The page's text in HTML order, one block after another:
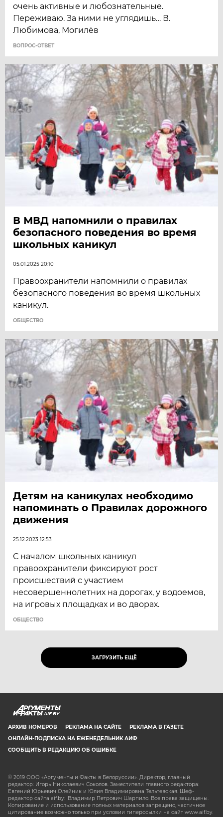
очень активные и любознательные.
Переживаю. За ними не углядишь… В.
Любимова, Могилёв
ВОПРОС-ОТВЕТ
В МВД напомнили о правилах
безопасного поведения во время
школьных каникул
05.01.2025 20:10
Правоохранители напомнили о правилах
безопасного поведения во время школьных
каникул.
ОБЩЕСТВО
Детям на каникулах необходимо
напоминать о Правилах дорожного
движения
25.12.2023 12:53
С началом школьных каникул
правоохранители фиксируют рост
происшествий с участием
несовершеннолетних на дорогах, у водоемов,
на игровых площадках и во дворах.
ОБЩЕСТВО
ЗАГРУЗИТЬ ЕЩЁ
AIF.BY
АРХИВ НОМЕРОВ РЕКЛАМА НА САЙТЕ
РЕКЛАМА В ГАЗЕТЕ
ОНЛАЙН-ПОДПИСКА НА ЕЖЕНЕДЕЛЬНИК АИФ
СООБЩИТЬ В РЕДАКЦИЮ ОБ ОШИБКЕ
© 2019 ООО «Аргументы и Факты в Белоруссии». Директор, главный
редактор: Игорь Николаевич Соколов. Заместители главного редактора:
Евгений Юрьевич Олейник и Юлия Владимировна Тельтевская. Шеф-
редактор сайта aif.by: Владимир Петрович Шарпило. Все права защищены.
Копирование и использование полных материалов запрещено, частичное
цитирование возможно только при условии гиперссылки на сайт www.aif.by.